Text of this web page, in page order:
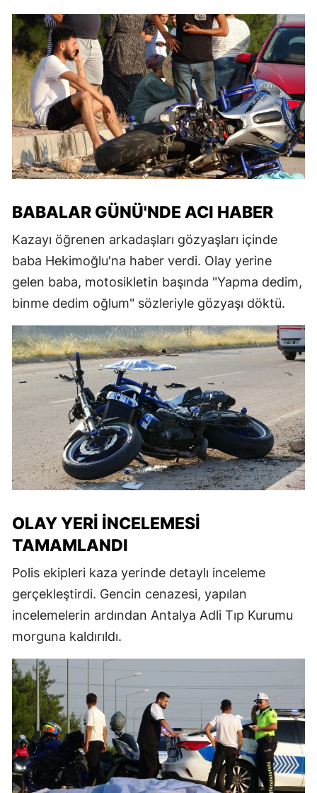
BABALAR GÜNÜ'NDE ACI HABER
Kazayı öğrenen arkadaşları gözyaşları içinde
baba Hekimoğlu'na haber verdi. Olay yerine
gelen baba, motosikletin başında "Yapma dedim,
binme dedim oğlum" sözleriyle gözyaşı döktü.
OLAY YERI İNCELEMESI
TAMAMLANDI
Polis ekipleri kaza yerinde detaylı inceleme
gerçekleştirdi. Gencin cenazesi, yapılan
incelemelerin ardından Antalya Adli Tıp Kurumu
morguna kaldırıldı.